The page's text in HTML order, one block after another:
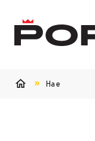
Hae